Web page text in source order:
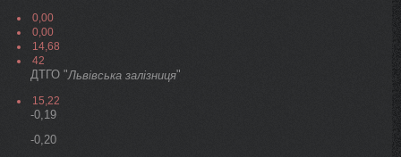
0,00
0,00
14,68
42
ДТГО "Львівська залізниця"
15,22
-0,19
-0,20